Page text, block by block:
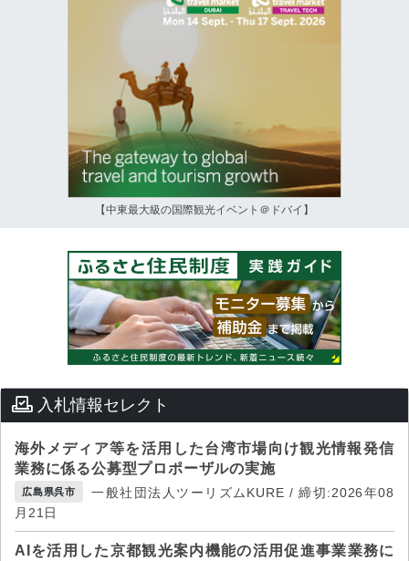
【中東最大級の国際観光イベント＠ドバイ】
入札情報セレクト
海外メディア等を活用した台湾市場向け観光情報発信
業務に係る公募型プロポーザルの実施
広島県呉市
一般社団法人ツーリズムKURE / 締切:2026年08
月21日
AIを活用した京都観光案内機能の活用促進事業業務に